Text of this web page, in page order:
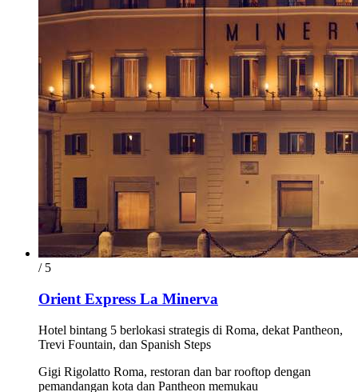
/ 5
Orient Express La Minerva
Hotel bintang 5 berlokasi strategis di Roma, dekat Pantheon,
Trevi Fountain, dan Spanish Steps
Gigi Rigolatto Roma, restoran dan bar rooftop dengan
pemandangan kota dan Pantheon memukau